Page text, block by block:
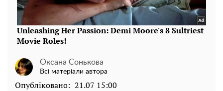
Оксана Сонькова
Всі матеріали автора
Опубліковано: 21.07 15:00